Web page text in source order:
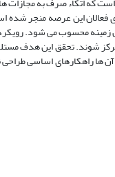
این عرصه منجر شده
زمینه محسوب می شود.
شوند. تحقق این هدف
ها راهکارهای اساسی